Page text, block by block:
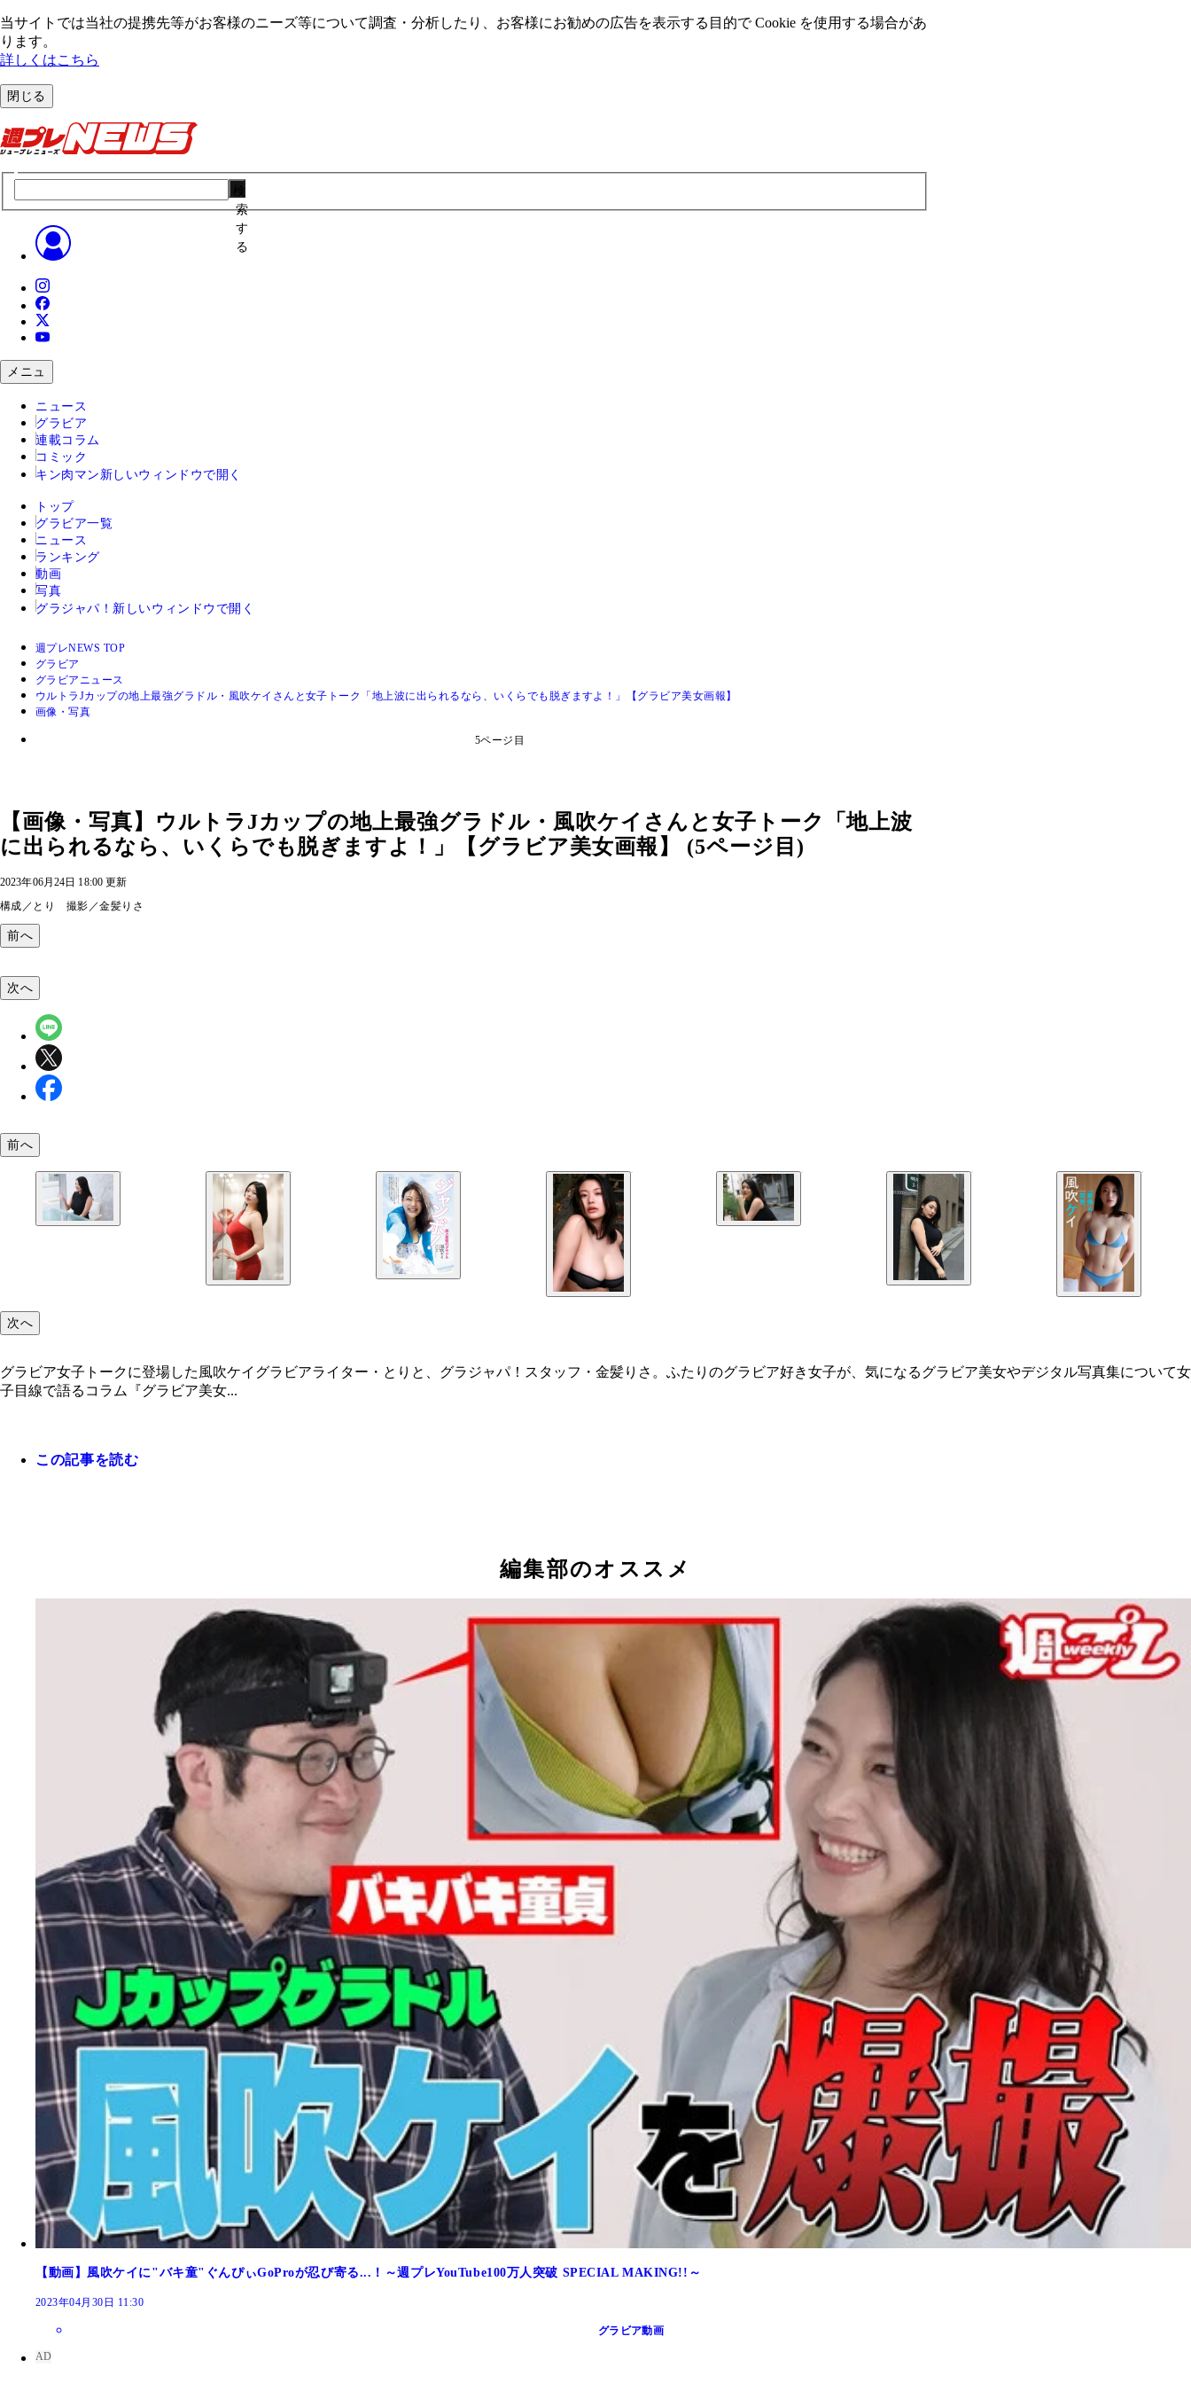
当サイトでは当社の提携先等がお客様のニーズ等について調査・分析したり、お客様にお勧めの広告を表⽰する⽬的で Cookie を使⽤する場合があ
ります。
詳しくはこちら
閉じる
索
す
る
メニュ
ニュース
グラビア
連載コラム
コミック
キン肉マン 新しいウィンドウで開く
トップ
グラビア一覧
ニュース
ランキング
動画
写真
グラジャパ！ 新しいウィンドウで開く
週プレNEWS TOP
グラビア
グラビアニュース
ウルトラJカップの地上最強グラドル・風吹ケイさんと女子トーク「地上波に出られるなら、いくらでも脱ぎますよ！」【グラビア美女画報】
画像・写真
5ページ目
【画像・写真】ウルトラJカップの地上最強グラドル・風吹ケイさんと女子トーク「地上波
に出られるなら、いくらでも脱ぎますよ！」【グラビア美女画報】 (5ページ目)
2023年06月24日 18:00 更新
構成／とり 撮影／金髪りさ
前へ
次へ
前へ
次へ
グラビア女子トークに登場した風吹ケイグラビアライター・とりと、グラジャパ！スタッフ・金髪りさ。ふたりのグラビア好き女子が、気になるグラビア美女やデジタル写真集について女
子目線で語るコラム『グラビア美女...
この記事を読む
編集部のオススメ
【動画】風吹ケイに"バキ童"ぐんぴぃGoProが忍び寄る...！～週プレYouTube100万人突破 SPECIAL MAKING!!～
2023年04月30日 11:30
グラビア動画